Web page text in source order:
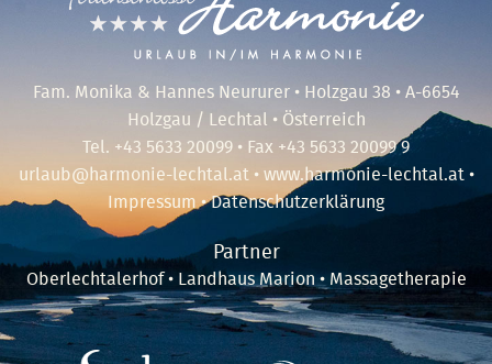
Fam. Monika & Hannes Neururer • Holzgau 38 • A-6654
Holzgau / Lechtal • Österreich
Tel. +43 5633 20099 • Fax +43 5633 20099 9
urlaub@harmonie-lechtal.at•www.harmonie-lechtal.at•
Impressum•Datenschutzerklärung
Partner
Oberlechtalerhof• Landhaus Marion•Massagetherapie